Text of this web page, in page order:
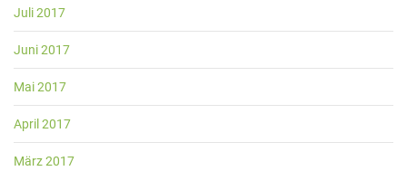
Juli 2017
Juni 2017
Mai 2017
April 2017
März 2017